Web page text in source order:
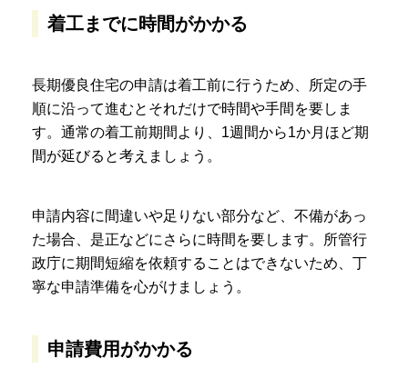
着工までに時間がかかる
長期優良住宅の申請は着工前に行うため、所定の手
順に沿って進むとそれだけで時間や手間を要しま
す。通常の着工前期間より、1週間から1か月ほど期
間が延びると考えましょう。
申請内容に間違いや足りない部分など、不備があっ
た場合、是正などにさらに時間を要します。所管行
政庁に期間短縮を依頼することはできないため、丁
寧な申請準備を心がけましょう。
申請費用がかかる